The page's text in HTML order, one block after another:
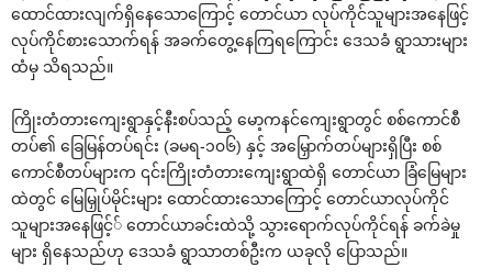
ထောင်ထားလျက်ရှိနေသောကြောင့် တောင်ယာ လုပ်ကိုင်သူများအနေဖြင့်
လုပ်ကိုင်စားသောက်ရန် အခက်တွေ့နေကြရကြောင်း ဒေသခံ ရွာသားများ
ထံမှ သိရသည်။
ကြိုးတံတားကျေးရွာနှင့်နီးစပ်သည့် မော့ကနင်ကျေးရွာတွင် စစ်ကောင်စီ
တပ်၏ ခြေမြန်တပ်ရင်း (ခမရ-၁၀၆) နှင့် အမြှောက်တပ်များရှိပြီး စစ်
ကောင်စီတပ်များက ၎င်းကြိုးတံတားကျေးရွာထဲရှိ တောင်ယာ ခြံမြေများ
ထဲတွင် မြေမြှုပ်မိုင်းများ ထောင်ထားသောကြောင့် တောင်ယာလုပ်ကိုင်
သူများအနေဖြင့်် တောင်ယာခင်းထဲသို့ သွားရောက်လုပ်ကိုင်ရန် ခက်ခဲမှု
များ ရှိနေသည်ဟု ဒေသခံ ရွာသာတစ်ဦးက ယခုလို ပြောသည်။